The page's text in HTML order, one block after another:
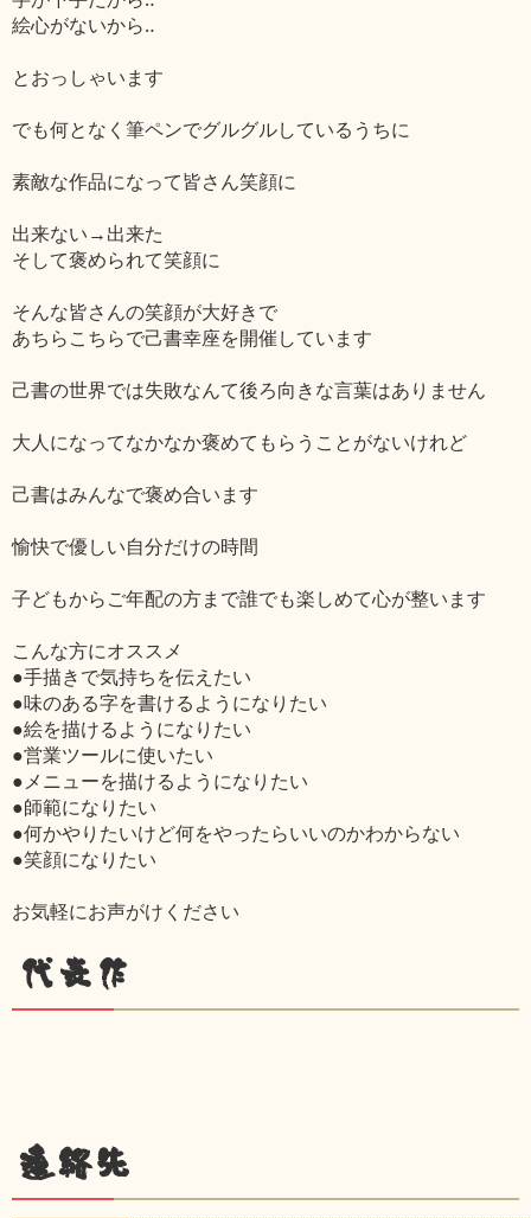
絵心がないから‥
とおっしゃいます
でも何となく筆ペンでグルグルしているうちに
素敵な作品になって皆さん笑顔に
出来ない→出来た
そして褒められて笑顔に
そんな皆さんの笑顔が大好きで
あちらこちらで己書幸座を開催しています
己書の世界では失敗なんて後ろ向きな言葉はありません
大人になってなかなか褒めてもらうことがないけれど
己書はみんなで褒め合います
愉快で優しい自分だけの時間
子どもからご年配の方まで誰でも楽しめて心が整います
こんな方にオススメ
●手描きで気持ちを伝えたい
●味のある字を書けるようになりたい
●絵を描けるようになりたい
●営業ツールに使いたい
●メニューを描けるようになりたい
●師範になりたい
●何かやりたいけど何をやったらいいのかわからない
●笑顔になりたい
お気軽にお声がけください
代表作
連絡先